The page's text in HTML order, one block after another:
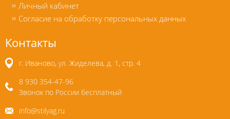
Личный кабинет
Согласие на обработку персональных данных
Контакты
г. Иваново, ул. Жиделева, д. 1, стр. 4
8 930 354-47-96
Звонок по России бесплатный
info@stilyag.ru